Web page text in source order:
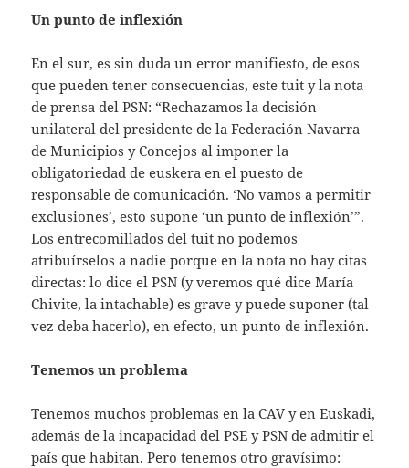
Un punto de inflexión
En el sur, es sin duda un error manifiesto, de esos
que pueden tener consecuencias, este tuit y la nota
de prensa del PSN: “Rechazamos la decisión
unilateral del presidente de la Federación Navarra
de Municipios y Concejos al imponer la
obligatoriedad de euskera en el puesto de
responsable de comunicación. ‘No vamos a permitir
exclusiones’, esto supone ‘un punto de inflexión’”.
Los entrecomillados del tuit no podemos
atribuírselos a nadie porque en la nota no hay citas
directas: lo dice el PSN (y veremos qué dice María
Chivite, la intachable) es grave y puede suponer (tal
vez deba hacerlo), en efecto, un punto de inflexión.
Tenemos un problema
Tenemos muchos problemas en la CAV y en Euskadi,
además de la incapacidad del PSE y PSN de admitir el
país que habitan. Pero tenemos otro gravísimo: